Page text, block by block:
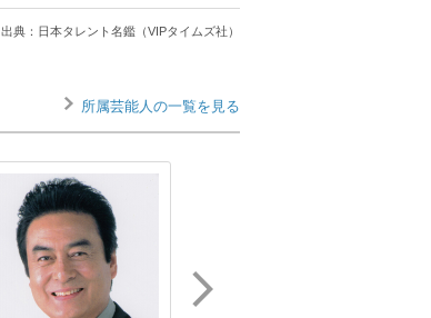
出典：日本タレント名鑑（VIPタイムズ社）
所属芸能人の一覧を見る